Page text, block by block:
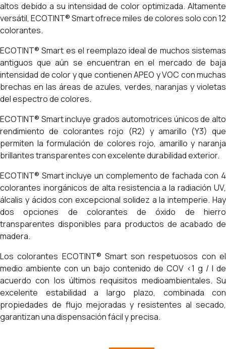
altos debido a su intensidad de color optimizada. Altamente
versátil, ECOTINT® Smart ofrece miles de colores solo con 12
colorantes.
ECOTINT® Smart es el reemplazo ideal de muchos sistemas
antiguos que aún se encuentran en el mercado de baja
intensidad de color y que contienen APEO y VOC con muchas
brechas en las áreas de azules, verdes, naranjas y violetas
del espectro de colores.
ECOTINT® Smart incluye grados automotrices únicos de alto
rendimiento de colorantes rojo (R2) y amarillo (Y3) que
permiten la formulación de colores rojo, amarillo y naranja
brillantes transparentes con excelente durabilidad exterior.
ECOTINT® Smart incluye un complemento de fachada con 4
colorantes inorgánicos de alta resistencia a la radiación UV,
álcalis y ácidos con excepcional solidez a la intemperie. Hay
dos opciones de colorantes de óxido de hierro
transparentes disponibles para productos de acabado de
madera.
Los colorantes ECOTINT® Smart son respetuosos con el
medio ambiente con un bajo contenido de COV <1 g / l de
acuerdo con los últimos requisitos medioambientales. Su
excelente estabilidad a largo plazo, combinada con
propiedades de flujo mejoradas y resistentes al secado,
garantizan una dispensación fácil y precisa.